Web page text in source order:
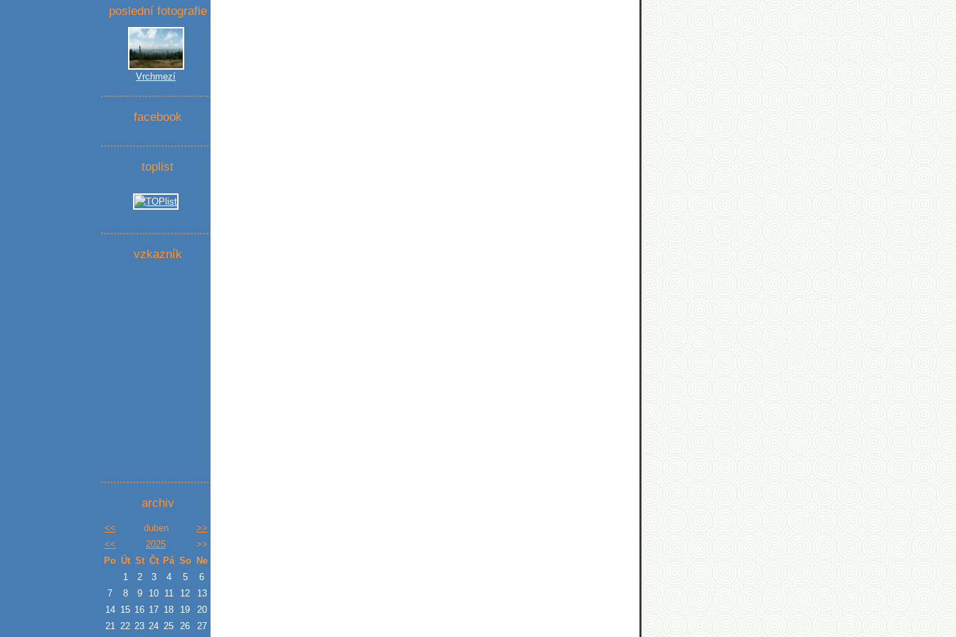
poslední fotografie
Vrchmezí
facebook
toplist
vzkazník
archiv
<< duben
>>
<<
2025
>>
Po Út St Čt Pá So
Ne
1
2 3 4 5
6
7
8 9 10 11 12
13
14 15 16 17 18 19
20
21 22 23 24 25 26 27